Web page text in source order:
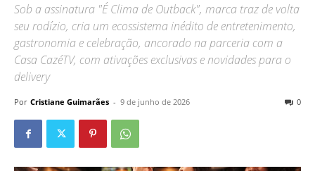
Sob a assinatura "É Clima de Outback", marca traz de volta
seu rodízio, cria um ecossistema inédito de entretenimento,
gastronomia e celebração, ancorado na parceria com a
Casa CazéTV, com ativações exclusivas e novidades para o
delivery
Por Cristiane Guimarães - 9 de junho de 2026 0